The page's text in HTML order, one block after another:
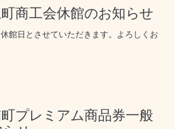
商工会休館のお知らせ
館日とさせていただきます。よろしくお
プレミアム商品券一般